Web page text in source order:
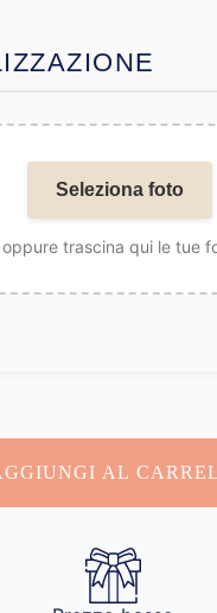
Seleziona foto
oppure trascina qui le tue
AL